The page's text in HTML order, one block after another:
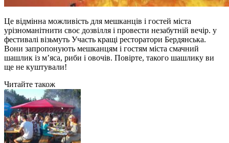
Це відмінна можливість для мешканців і гостей міста
урізноманітнити своє дозвілля і провести незабутній вечір. у
фестивалі візьмуть Участь кращі ресторатори Бердянська.
Вони запропонують мешканцям і гостям міста смачний
шашлик із м’яса, риби і овочів. Повірте, такого шашлику ви
ще не куштували!
Читайте також